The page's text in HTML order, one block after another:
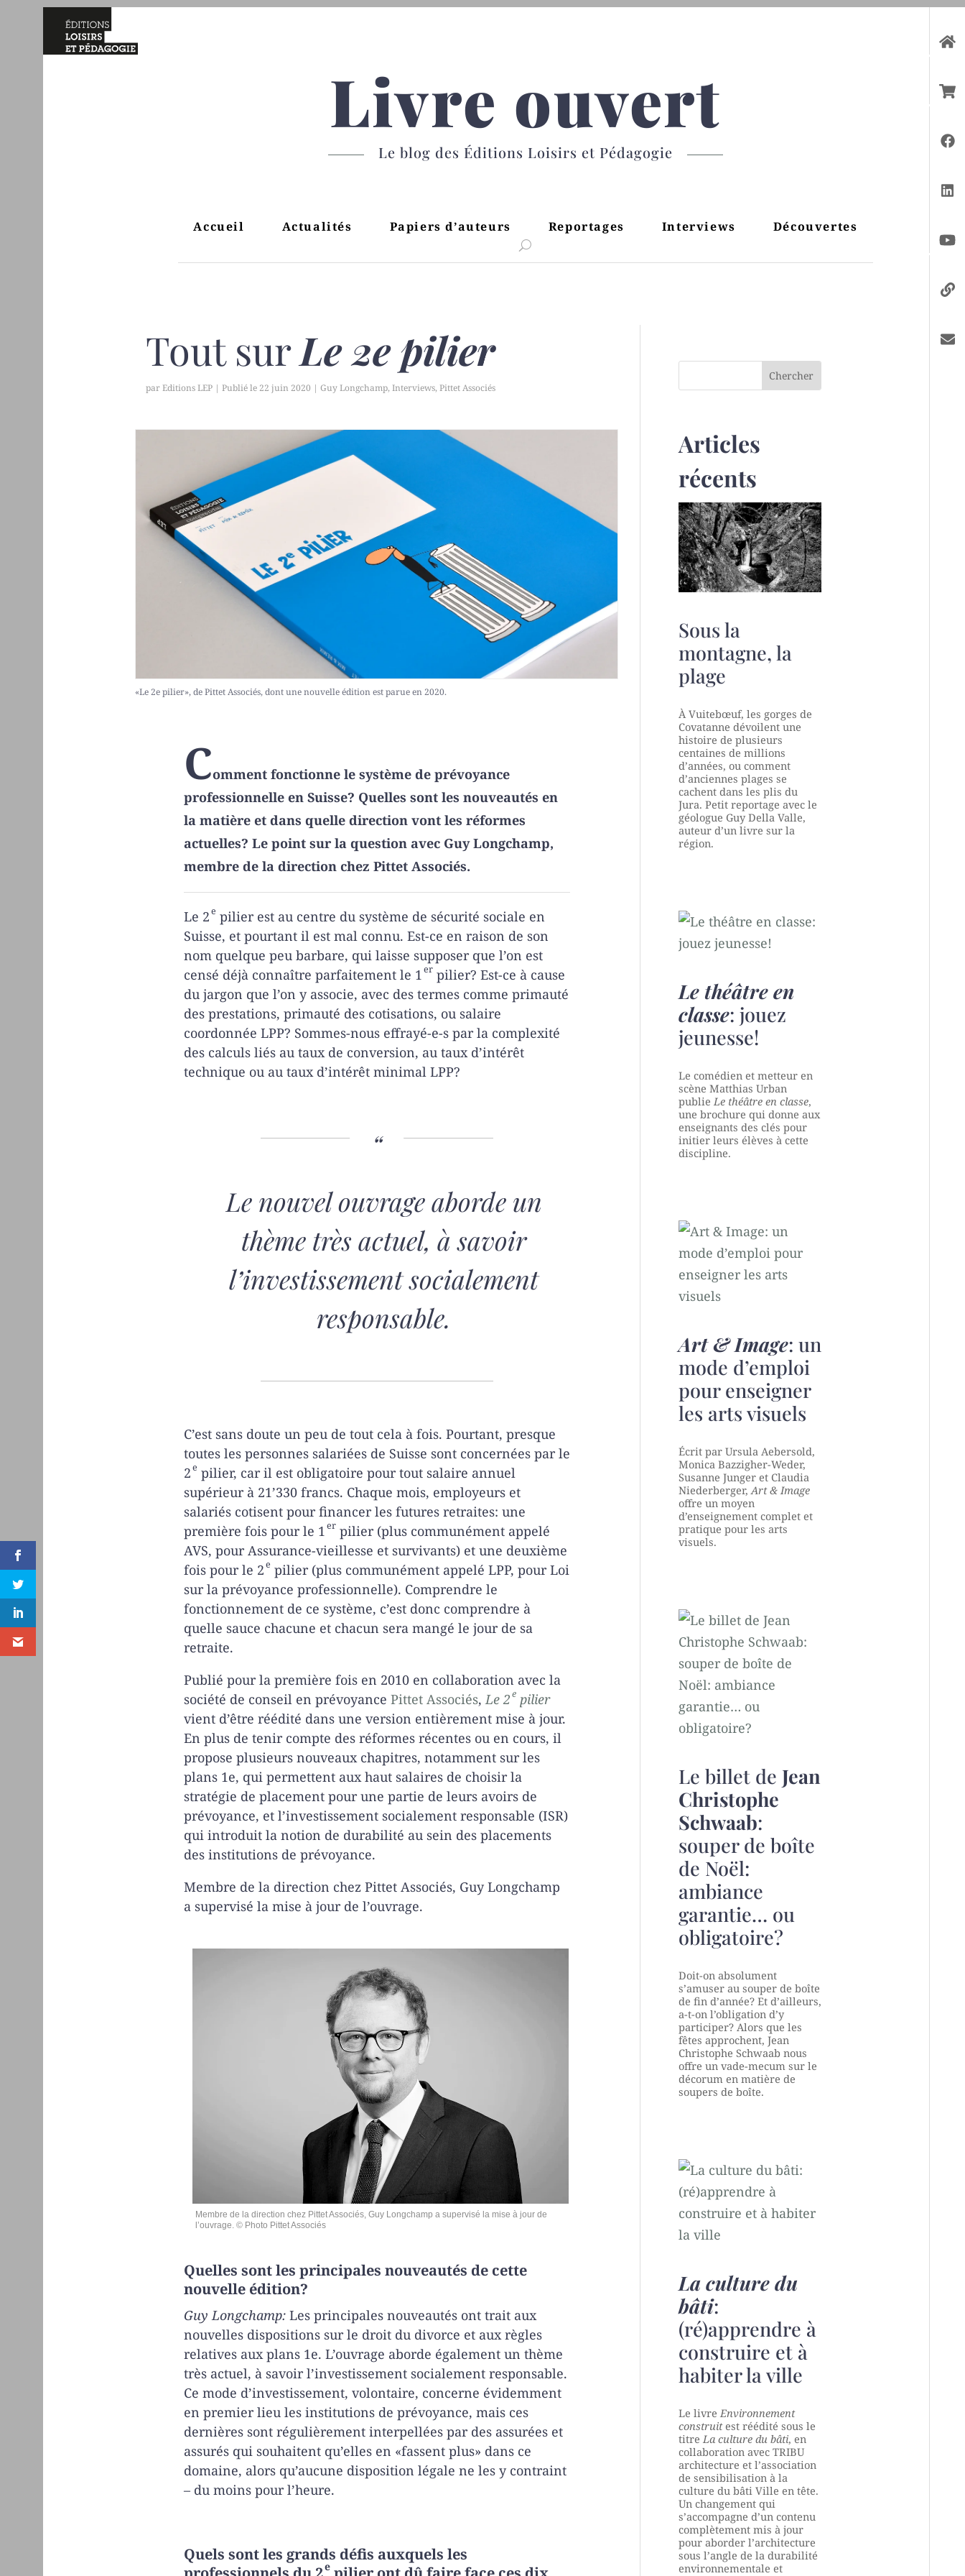
Livre ouvert
Le blog des Éditions Loisirs et Pédagogie
Accueil Actualités Papiers d’auteurs Reportages Interviews Découvertes
Tout surLe 2e pilier
parEditions LEP | 22 juin 2020 |Guy Longchamp,Interviews,Pittet Associés
«Le 2e pilier», de Pittet Associés, dont une nouvelle édition est parue en 2020.
Comment fonctionne le système de prévoyance
professionnelle en Suisse? Quelles sont les nouveautés en
la matière et dans quelle direction vont les réformes
actuelles? Le point sur la question avec Guy Longchamp,
membre de la direction chez Pittet Associés.
Le 2e pilier est au centre du système de sécurité sociale en
Suisse, et pourtant il est mal connu. Est-ce en raison de son
nom quelque peu barbare, qui laisse supposer que l’on est
censé déjà connaître parfaitement le 1 er pilier? Est-ce à cause
du jargon que l’on y associe, avec des termes comme primauté
des prestations, primauté des cotisations, ou salaire
coordonnée LPP? Sommes-nous effrayé-e-s par la complexité
des calculs liés au taux de conversion, au taux d’intérêt
technique ou au taux d’intérêt minimal LPP?
Le nouvel ouvrage aborde un
thème très actuel, à savoir
l’investissement socialement
responsable.
C’est sans doute un peu de tout cela à fois. Pourtant, presque
toutes les personnes salariées de Suisse sont concernées par le
2e pilier, car il est obligatoire pour tout salaire annuel
supérieur à 21’330 francs. Chaque mois, employeurs et
salariés cotisent pour financer les futures retraites: une
première fois pour le 1er pilier (plus communément appelé
AVS, pour Assurance-vieillesse et survivants) et une deuxième
fois pour le 2e pilier (plus communément appelé LPP, pour Loi
sur la prévoyance professionnelle). Comprendre le
fonctionnement de ce système, c’est donc comprendre à
quelle sauce chacune et chacun sera mangé le jour de sa
retraite.
Publié pour la première fois en 2010 en collaboration avec la
société de conseil en prévoyance Pittet Associés,Le 2e pilier
vient d’être réédité dans une version entièrement mise à jour.
En plus de tenir compte des réformes récentes ou en cours, il
propose plusieurs nouveaux chapitres, notamment sur les
plans 1e, qui permettent aux haut salaires de choisir la
stratégie de placement pour une partie de leurs avoirs de
prévoyance, et l’investissement socialement responsable (ISR)
qui introduit la notion de durabilité au sein des placements
des institutions de prévoyance.
Membre de la direction chez Pittet Associés, Guy Longchamp
a supervisé la mise à jour de l’ouvrage.
Membre de la direction chez Pittet Associés, Guy Longchamp a supervisé la mise à jour de
l’ouvrage. © Photo Pittet Associés
Quelles sont les principales nouveautés de cette
nouvelle édition?
Guy Longchamp:Les principales nouveautés ont trait aux
nouvelles dispositions sur le droit du divorce et aux règles
relatives aux plans 1e. L’ouvrage aborde également un thème
très actuel, à savoir l’investissement socialement responsable.
Ce mode d’investissement, volontaire, concerne évidemment
en premier lieu les institutions de prévoyance, mais ces
dernières sont régulièrement interpellées par des assurées et
assurés qui souhaitent qu’elles en «fassent plus» dans ce
domaine, alors qu’aucune disposition légale ne les y contraint
– du moins pour l’heure.
Quels sont les grands défis auxquels les
e
Articles
récents
Sous la
montagne, la
plage
À Vuitebœuf, les gorges de
Covatanne dévoilent une
histoire de plusieurs
centaines de millions
d’années, ou comment
d’anciennes plages se
cachent dans les plis du
Jura. Petit reportage avec le
géologue Guy Della Valle,
auteur d’un livre sur la
région.
Le théâtre en
classe: jouez
jeunesse!
Le comédien et metteur en
scène Matthias Urban
publie Le théâtre en classe,
une brochure qui donne aux
enseignants des clés pour
initier leurs élèves à cette
discipline.
Art & Image: un
mode d’emploi
pour enseigner
les arts visuels
Écrit par Ursula Aebersold,
Monica Bazzigher-Weder,
Susanne Junger et Claudia
Niederberger, Art & Image
offre un moyen
d’enseignement complet et
pratique pour les arts
visuels.
Le billet de Jean
Christophe
Schwaab:
souper de boîte
de Noël:
ambiance
garantie… ou
obligatoire?
Doit-on absolument
s’amuser au souper de boîte
de fin d’année? Et d’ailleurs,
a-t-on l’obligation d’y
participer? Alors que les
fêtes approchent, Jean
Christophe Schwaab nous
offre un vade-mecum sur le
décorum en matière de
soupers de boîte.
La culture du
bâti:
(ré)apprendre à
construire et à
habiter la ville
Le livre Environnement
construitest réédité sous le
titre La culture du bâti, en
collaboration avec TRIBU
architecture et l’association
de sensibilisation à la
culture du bâti Ville en tête.
Un changement qui
s’accompagne d’un contenu
complètement mis à jour
pour aborder l’architecture
sous l’angle de la durabilité
environnementale et